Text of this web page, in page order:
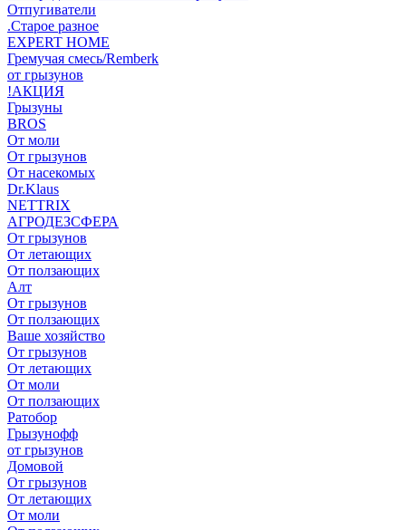
Отпугиватели
.Старое разное
EXPERT HOME
Гремучая смесь/Remberk
от грызунов
!АКЦИЯ
Грызуны
BROS
От моли
От грызунов
От насекомых
Dr.Klaus
NETTRIX
АГРОДЕЗСФЕРА
От грызунов
От летающих
От ползающих
Алт
От грызунов
От ползающих
Ваше хозяйство
От грызунов
От летающих
От моли
От ползающих
Ратобор
Грызунофф
от грызунов
Домовой
От грызунов
От летающих
От моли